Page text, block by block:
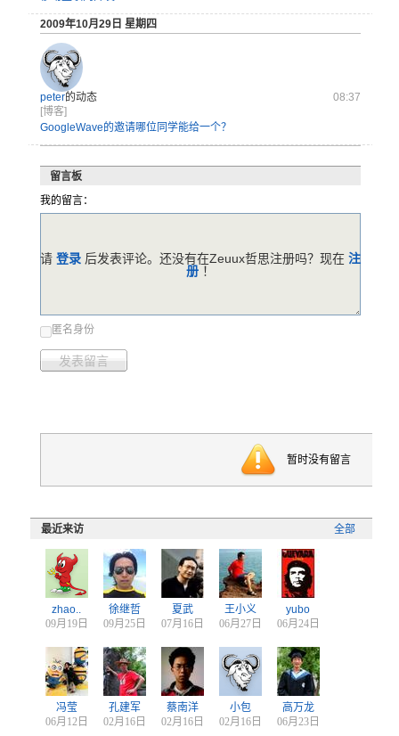
2009年10月29日 星期四
peter的动态
08:37
[博客]
GoogleWave的邀请哪位同学能给一个？
留言板
我的留言：
匿名身份
发表留言
请 登录 后发表评论。还没有在Zeuux哲思注册吗？现在 注
册 ！
暂时没有留言
全部
最近来访
zhao..
09月19日
徐继哲
09月25日
夏武
07月16日
王小义
06月27日
yubo
06月24日
冯莹
06月12日
孔建军
02月16日
蔡南洋
02月16日
小包
02月16日
高万龙
06月23日